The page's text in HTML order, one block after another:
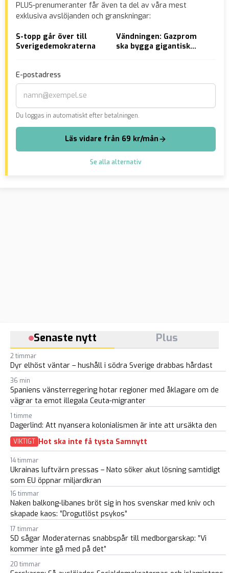
PLUS-prenumeranter får även ta del av våra mest
exklusiva avslöjanden och granskningar:
S-topp går över till
Sverigedemokraterna
Vändningen: Gazprom
ska bygga gigantisk
E-postadress
Du loggas in automatiskt efter betalningen.
Läs vidare från 69 kr/mån
Se alla alternativ
Senaste nytt Plus
2 timmar
Dyr elhöst väntar – hushåll i södra Sverige drabbas hårdast
36 min
Spaniens vänsterregering hotar regioner med åklagare om de
vägrar ta emot illegala Ceuta-migranter
1 timme
Dagerlind: Att nyansera kolonialismen är inte att ursäkta den
VIKTIGT Hot ska inte få tysta Samnytt
14 timmar
Ukrainas luftvärn pressas – Nato söker akut lösning samtidigt
som EU öppnar miljardkran
16 timmar
Naken balkong-libanes bröt sig in hos svenskar med kniv och
skapade kaos: ”Drogutlöst psykos”
17 timmar
SD sågar Moderaternas snabbspår till medborgarskap: ”Vi
kommer inte gå med på det”
20 timmar